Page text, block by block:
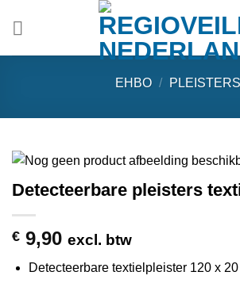
EHBO / PLEISTERS
Detecteerbare pleisters
€ 9,90 excl. btw
Detecteerbare textielpleister 120 x